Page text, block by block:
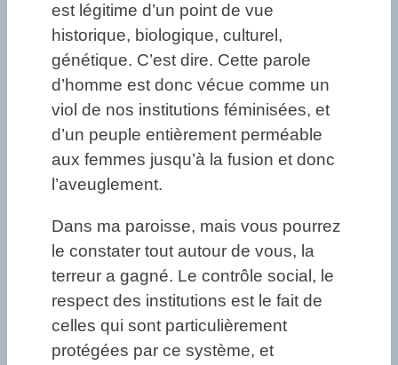
est légitime d’un point de vue
historique, biologique, culturel,
génétique. C’est dire. Cette parole
d’homme est donc vécue comme un
viol de nos institutions féminisées, et
d’un peuple entièrement perméable
aux femmes jusqu’à la fusion et donc
l’aveuglement.
Dans ma paroisse, mais vous pourrez
le constater tout autour de vous, la
terreur a gagné. Le contrôle social, le
respect des institutions est le fait de
celles qui sont particulièrement
protégées par ce système, et